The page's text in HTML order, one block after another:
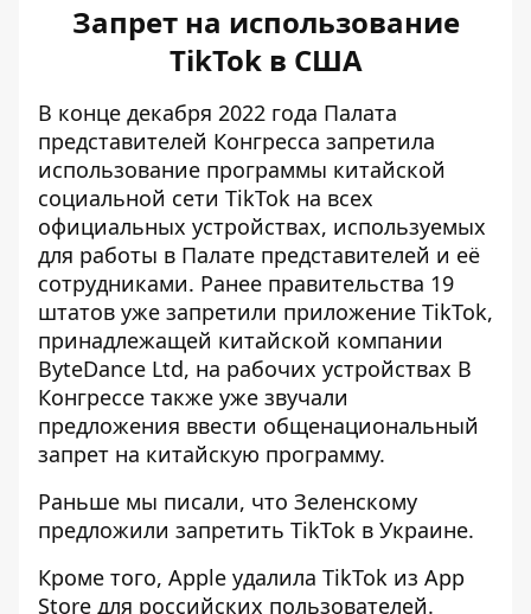
Запрет на использование
TikTok в США
В конце декабря 2022 года Палата
представителей Конгресса запретила
использование программы китайской
социальной сети TikTok на всех
официальных устройствах, используемых
для работы в Палате представителей и её
сотрудниками. Ранее правительства 19
штатов уже запретили приложение TikTok,
принадлежащей китайской компании
ByteDance Ltd, на рабочих устройствах В
Конгрессе также уже звучали
предложения ввести общенациональный
запрет на китайскую программу.
Раньше мы писали, что Зеленскому
предложили запретить TikTok в Украине.
Кроме того, Apple удалила TikTok из App
Store для российских пользователей.